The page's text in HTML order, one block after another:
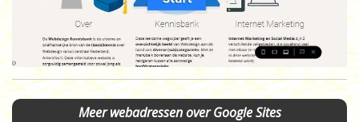
Meer webadressen over Google Sites